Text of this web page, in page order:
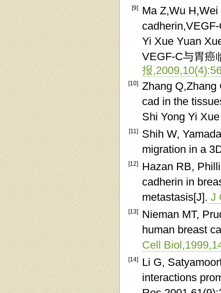
[9]
Ma Z,Wu
Yi Xue Yuan
VEGF-C与胃癌
报
[10]
Zhang Q,Zhang
cad in the
Shi Yong Yi
[11]
Shih W,
migration in a
[12]
Hazan RB,
cadherin in
metastasis[J]. J
[13]
Nieman MT,
human breast
Cell
[14]
Li G,
interactions